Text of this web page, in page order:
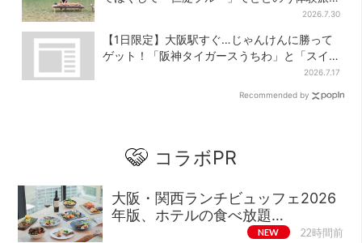
2026.7.30
【1日限定】大阪駅すぐ…じゃんけんに勝って
ゲット！「阪神タイガースうちわ」と「スイ
2026.7.17
Recommended by
コラボPR
大阪・関西ランチビュッフェ2026
年版、ホテルの食べ放題…
NEW 22時間前